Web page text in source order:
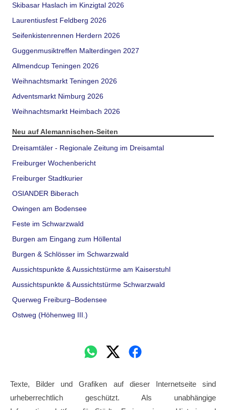
Skibasar Haslach im Kinzigtal 2026
Laurentiusfest Feldberg 2026
Seifenkistenrennen Herdern 2026
Guggenmusiktreffen Malterdingen 2027
Allmendcup Teningen 2026
Weihnachtsmarkt Teningen 2026
Adventsmarkt Nimburg 2026
Weihnachtsmarkt Heimbach 2026
Neu auf Alemannischen-Seiten
Dreisamtäler - Regionale Zeitung im Dreisamtal
Freiburger Wochenbericht
Freiburger Stadtkurier
OSIANDER Biberach
Owingen am Bodensee
Feste im Schwarzwald
Burgen am Eingang zum Höllental
Burgen & Schlösser im Schwarzwald
Aussichtspunkte & Aussichtstürme am Kaiserstuhl
Aussichtspunkte & Aussichtstürme Schwarzwald
Querweg Freiburg–Bodensee
Ostweg (Höhenweg III.)
Texte, Bilder und Grafiken auf dieser Internetseite sind
urheberrechtlich geschützt. Als unabhängige